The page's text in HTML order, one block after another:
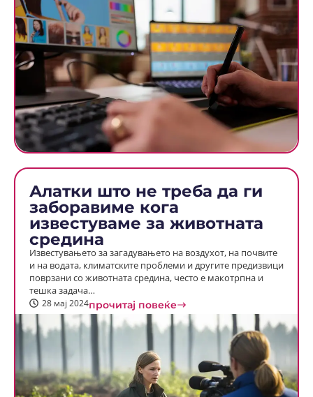
Алатки што не треба да ги
заборавиме кога
известуваме за животната
средина
Известувањето за загадувањето на воздухот, на почвите
и на водата, климатските проблеми и другите предизвици
поврзани со животната средина, често е макотрпна и
тешка задача…
28 мај 2024прочитај повеќе